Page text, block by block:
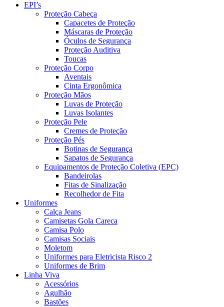
EPI’s
Proteção Cabeça
Capacetes de Proteção
Máscaras de Proteção
Óculos de Segurança
Proteção Auditiva
Toucas
Proteção Corpo
Aventais
Cinta Ergonômica
Proteção Mãos
Luvas de Proteção
Luvas Isolantes
Proteção Pele
Cremes de Proteção
Proteção Pés
Botinas de Segurança
Sapatos de Segurança
Equipamentos de Proteção Coletiva (EPC)
Bandeirolas
Fitas de Sinalização
Recolhedor de Fita
Uniformes
Calça Jeans
Camisetas Gola Careca
Camisa Polo
Camisas Sociais
Moletom
Uniformes para Eletricista Risco 2
Uniformes de Brim
Linha Viva
Acessórios
Agulhão
Bastões